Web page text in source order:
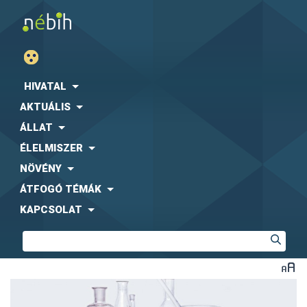
HIVATAL
AKTUÁLIS
ÁLLAT
ÉLELMISZER
NÖVÉNY
ÁTFOGÓ TÉMÁK
KAPCSOLAT